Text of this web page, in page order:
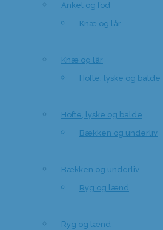
Knæ og lår
Hofte, lyske og balde
Bækken og underliv
Ryg og lænd
Ankel og fod
Knæ og lår
Hofte, lyske og balde
Bækken og underliv
Ryg og lænd